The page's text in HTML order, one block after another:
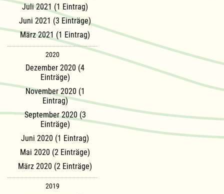
Juli 2021 (1 Eintrag)
Juni 2021 (3 Einträge)
März 2021 (1 Eintrag)
2020
Dezember 2020 (4
Einträge)
November 2020 (1
Eintrag)
September 2020 (3
Einträge)
Juni 2020 (1 Eintrag)
Mai 2020 (2 Einträge)
März 2020 (2 Einträge)
2019